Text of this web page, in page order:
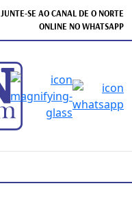
JUNTE-SE AO CANAL DE O NORTE
ONLINE NO WHATSAPP